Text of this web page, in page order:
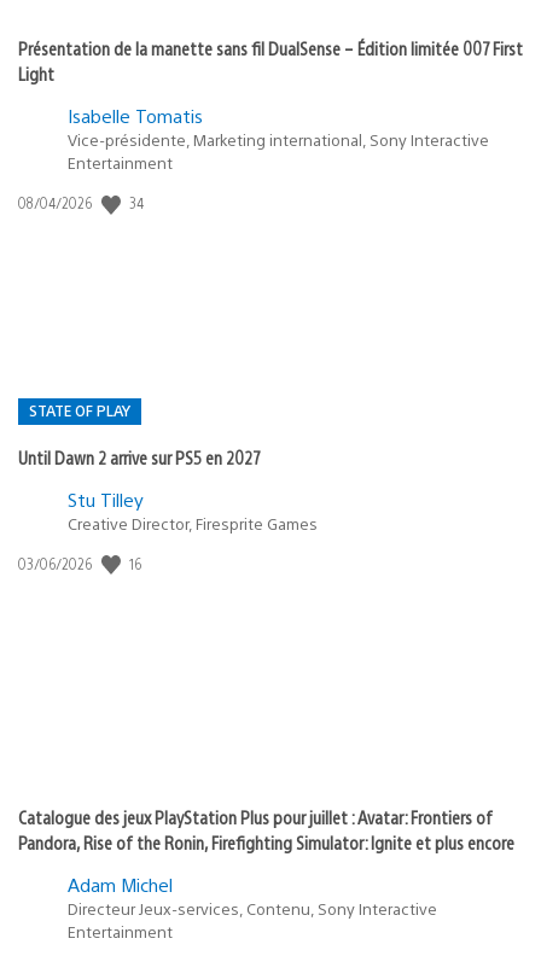
Présentation de la manette sans fil DualSense – Édition limitée 007 First
Light
Isabelle Tomatis
Vice-présidente, Marketing international, Sony Interactive
Entertainment
Date
08/04/2026 34
STATE OF PLAY
Until Dawn 2 arrive sur PS5 en 2027
Postée
:
Stu Tilley
Creative Director, Firesprite Games
Date
03/06/2026 16
Catalogue des jeux PlayStation Plus pour juillet : Avatar: Frontiers of
Pandora, Rise of the Ronin, Firefighting Simulator: Ignite et plus encore
Adam Michel
Directeur Jeux-services, Contenu, Sony Interactive
Entertainment